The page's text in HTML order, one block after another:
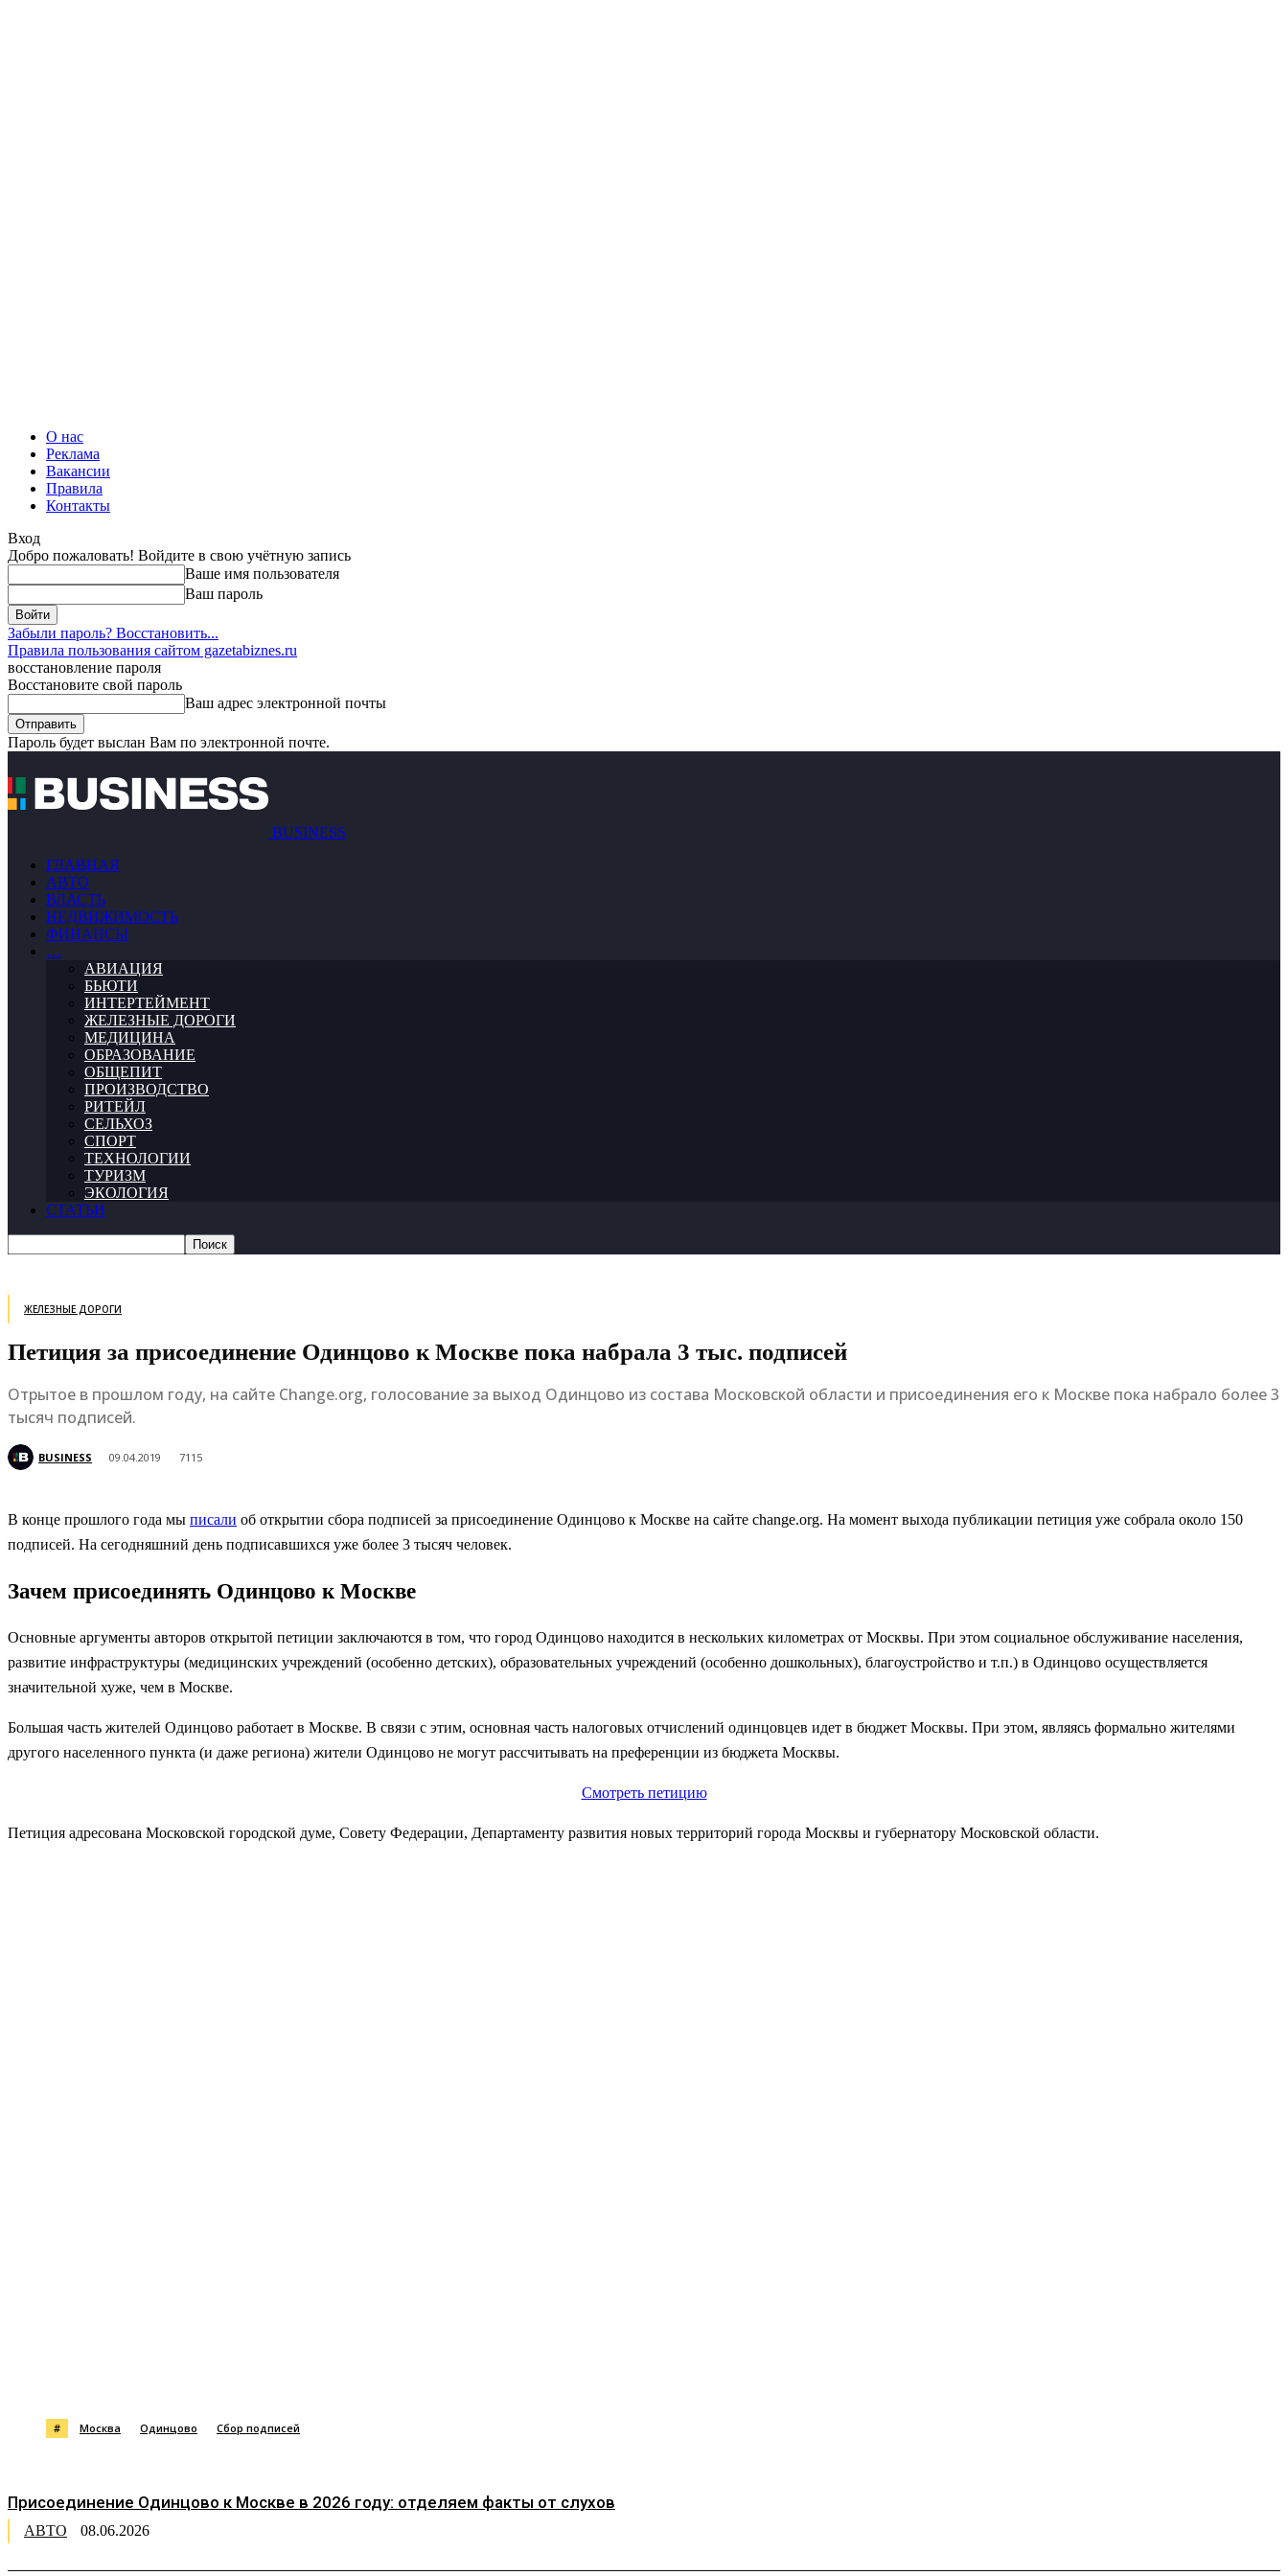
О нас
Реклама
Вакансии
Правила
Контакты
Вход
Добро пожаловать! Войдите в свою учётную запись
Ваше имя пользователя
Ваш пароль
Забыли пароль? Восстановить...
Правила пользования сайтом gazetabiznes.ru
восстановление пароля
Восстановите свой пароль
Ваш адрес электронной почты
Пароль будет выслан Вам по электронной почте.
BUSINESS
ГЛАВНАЯ
АВТО
ВЛАСТЬ
НЕДВИЖИМОСТЬ
ФИНАНСЫ
…
АВИАЦИЯ
БЬЮТИ
ИНТЕРТЕЙМЕНТ
ЖЕЛЕЗНЫЕ ДОРОГИ
МЕДИЦИНА
ОБРАЗОВАНИЕ
ОБЩЕПИТ
ПРОИЗВОДСТВО
РИТЕЙЛ
СЕЛЬХОЗ
СПОРТ
ТЕХНОЛОГИИ
ТУРИЗМ
ЭКОЛОГИЯ
СТАТЬИ
ЖЕЛЕЗНЫЕ ДОРОГИ
Петиция за присоединение Одинцово к Москве пока набрала 3 тыс. подписей
Отрытое в прошлом году, на сайте Change.org, голосование за выход Одинцово из состава Московской области и присоединения его к Москве пока набрало более 3
тысяч подписей.
BUSINESS 09.04.2019 7115
В конце прошлого года мы писали об открытии сбора подписей за присоединение Одинцово к Москве на сайте change.org. На момент выхода публикации петиция уже собрала около 150
подписей. На сегодняшний день подписавшихся уже более 3 тысяч человек.
Зачем присоединять Одинцово к Москве
Основные аргументы авторов открытой петиции заключаются в том, что город Одинцово находится в нескольких километрах от Москвы. При этом социальное обслуживание населения,
развитие инфраструктуры (медицинских учреждений (особенно детских), образовательных учреждений (особенно дошкольных), благоустройство и т.п.) в Одинцово осуществляется
значительной хуже, чем в Москве.
Большая часть жителей Одинцово работает в Москве. В связи с этим, основная часть налоговых отчислений одинцовцев идет в бюджет Москвы. При этом, являясь формально жителями
другого населенного пункта (и даже региона) жители Одинцово не могут рассчитывать на преференции из бюджета Москвы.
Смотреть петицию
Петиция адресована Московской городской думе, Совету Федерации, Департаменту развития новых территорий города Москвы и губернатору Московской области.
# Москва Одинцово Сбор подписей
Присоединение Одинцово к Москве в 2026 году: отделяем факты от слухов
АВТО 08.06.2026